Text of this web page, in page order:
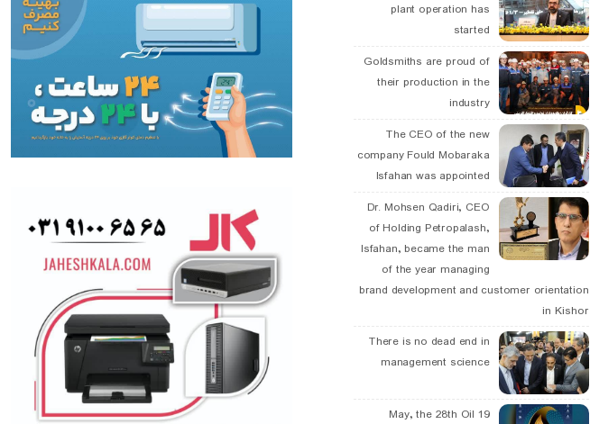
plant operation has
started
Goldsmiths are proud of
their production in the
industry
The CEO of the new
company Fould Mobaraka
Isfahan was appointed
Dr. Mohsen Qadiri, CEO
of Holding Petropalash,
Isfahan, became the man
of the year managing
brand development and customer orientation
in Kishor
There is no dead end in
management science
19 May, the 28th Oil